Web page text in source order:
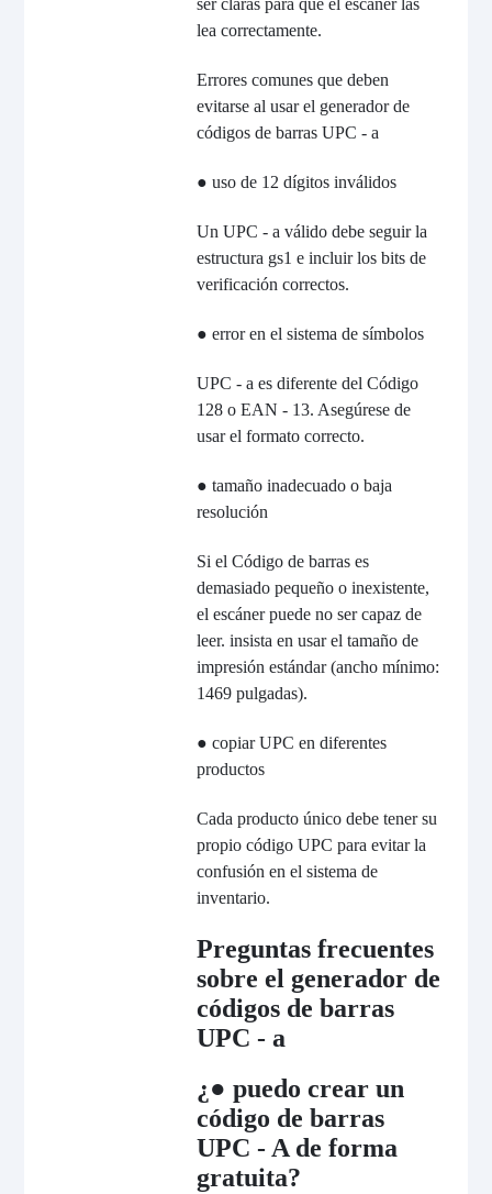
lea correctamente.
Errores comunes que deben
evitarse al usar el generador de
códigos de barras UPC - a
● uso de 12 dígitos inválidos
Un UPC - a válido debe seguir la
estructura gs1 e incluir los bits de
verificación correctos.
● error en el sistema de símbolos
UPC - a es diferente del Código
128 o EAN - 13. Asegúrese de
usar el formato correcto.
● tamaño inadecuado o baja
resolución
Si el Código de barras es
demasiado pequeño o inexistente,
el escáner puede no ser capaz de
leer. insista en usar el tamaño de
impresión estándar (ancho mínimo:
1469 pulgadas).
● copiar UPC en diferentes
productos
Cada producto único debe tener su
propio código UPC para evitar la
confusión en el sistema de
inventario.
Preguntas frecuentes
sobre el generador de
códigos de barras
UPC - a
¿● puedo crear un
código de barras
UPC - A de forma
gratuita?